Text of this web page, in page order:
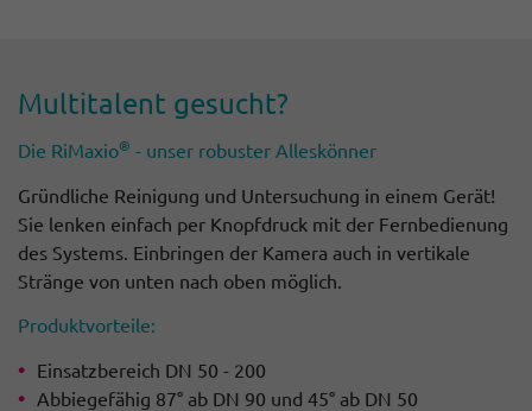
Multi­talent gesucht?
Die RiMaxio® - unser robuster Alles­könner
Gründliche Reinigung und Untersuchung in einem Gerät!
Sie lenken einfach per Knopfdruck mit der Fernbedienung
des Systems. Einbringen der Kamera auch in vertikale
Stränge von unten nach oben möglich.
Produkt­vor­teile:
Einsatzbereich DN 50 - 200
Abbiegefähig 87° ab DN 90 und 45° ab DN 50